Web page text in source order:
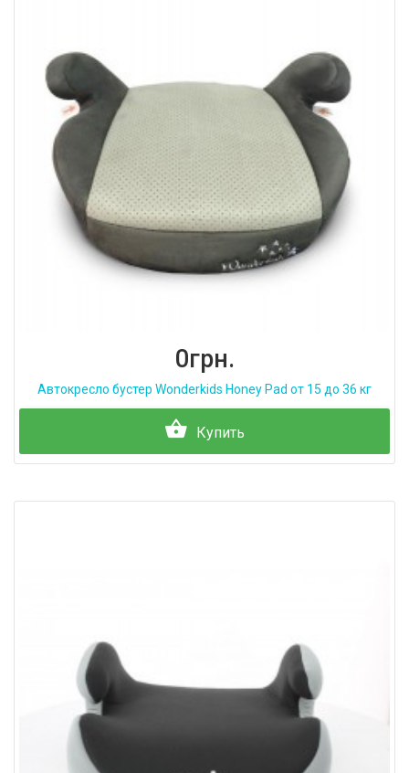
0грн.
Автокресло бустер Wonderkids Honey Pad от 15 до 36 кг
Купить